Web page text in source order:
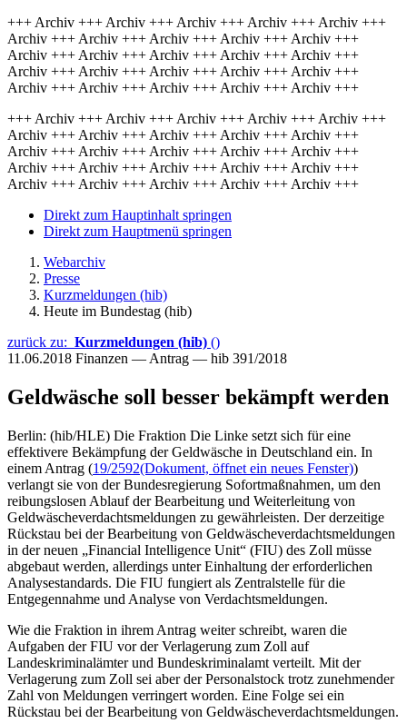
+++ Archiv +++ Archiv +++ Archiv +++ Archiv +++ Archiv +++
Archiv +++ Archiv +++ Archiv +++ Archiv +++ Archiv +++
Archiv +++ Archiv +++ Archiv +++ Archiv +++ Archiv +++
Archiv +++ Archiv +++ Archiv +++ Archiv +++ Archiv +++
Archiv +++ Archiv +++ Archiv +++ Archiv +++ Archiv +++
+++ Archiv +++ Archiv +++ Archiv +++ Archiv +++ Archiv +++
Archiv +++ Archiv +++ Archiv +++ Archiv +++ Archiv +++
Archiv +++ Archiv +++ Archiv +++ Archiv +++ Archiv +++
Archiv +++ Archiv +++ Archiv +++ Archiv +++ Archiv +++
Archiv +++ Archiv +++ Archiv +++ Archiv +++ Archiv +++
Direkt zum Hauptinhalt springen
Direkt zum Hauptmenü springen
Webarchiv
Presse
Kurzmeldungen (hib)
Heute im Bundestag (hib)
zurück zu: Kurzmeldungen (hib) ()
11.06.2018 Finanzen — Antrag — hib 391/2018
Geldwäsche soll besser bekämpft werden
Berlin: (hib/HLE) Die Fraktion Die Linke setzt sich für eine
effektivere Bekämpfung der Geldwäsche in Deutschland ein. In
einem Antrag (19/2592(Dokument, öffnet ein neues Fenster))
verlangt sie von der Bundesregierung Sofortmaßnahmen, um den
reibungslosen Ablauf der Bearbeitung und Weiterleitung von
Geldwäscheverdachtsmeldungen zu gewährleisten. Der derzeitige
Rückstau bei der Bearbeitung von Geldwäscheverdachtsmeldungen
in der neuen „Financial Intelligence Unit“ (FIU) des Zoll müsse
abgebaut werden, allerdings unter Einhaltung der erforderlichen
Analysestandards. Die FIU fungiert als Zentralstelle für die
Entgegennahme und Analyse von Verdachtsmeldungen.
Wie die Fraktion in ihrem Antrag weiter schreibt, waren die
Aufgaben der FIU vor der Verlagerung zum Zoll auf
Landeskriminalämter und Bundeskriminalamt verteilt. Mit der
Verlagerung zum Zoll sei aber der Personalstock trotz zunehmender
Zahl von Meldungen verringert worden. Eine Folge sei ein
Rückstau bei der Bearbeitung von Geldwäscheverdachtsmeldungen.